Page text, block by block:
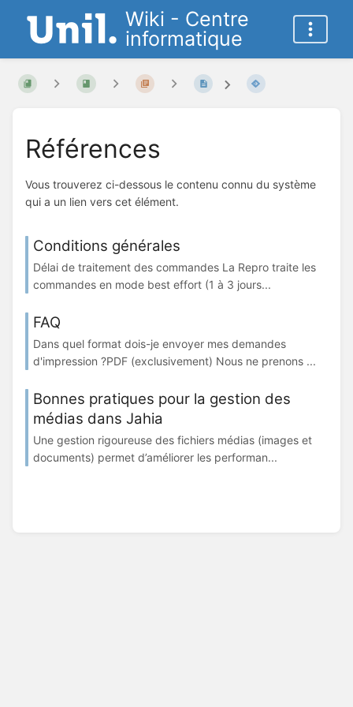
Wiki - Centre
informatique
Références
Vous trouverez ci-dessous le contenu connu du système
qui a un lien vers cet élément.
Conditions générales
Délai de traitement des commandes La Repro traite les
commandes en mode best effort (1 à 3 jours...
FAQ
Dans quel format dois-je envoyer mes demandes
d'impression ?PDF (exclusivement) Nous ne prenons ...
Bonnes pratiques pour la gestion des
médias dans Jahia
Une gestion rigoureuse des fichiers médias (images et
documents) permet d’améliorer les performan...